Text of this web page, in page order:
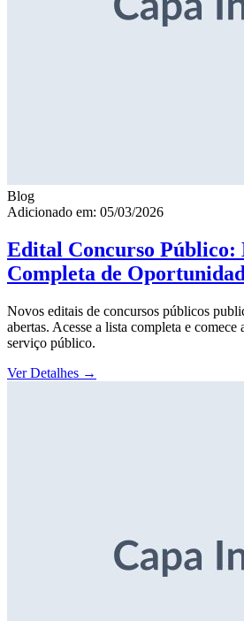
Blog
Adicionado em: 05/03/2026
Edital Concurso Público:
Completa de
Novos editais de concursos públicos
abertas. Acesse a lista completa e comece
serviço público.
Ver Detalhes →